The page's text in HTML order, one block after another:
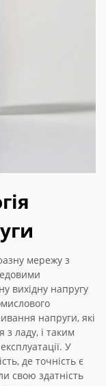
мережу з
вихідну напругу
напруги, які
ладу, і таким
У
де точність є
свою здатність